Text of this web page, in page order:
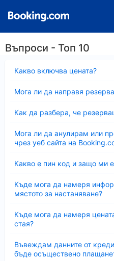
Въпроси - Топ 10
Какво включва цената?
Мога ли да направя
Как да разбера, че
Мога ли да анулирам или
чрез уеб сайта на
Какво е пин код и защо ми
Къде мога да намеря
мястото за настаняване?
Къде мога да намеря
стая?
Въвеждам данните от
бъде осъществено